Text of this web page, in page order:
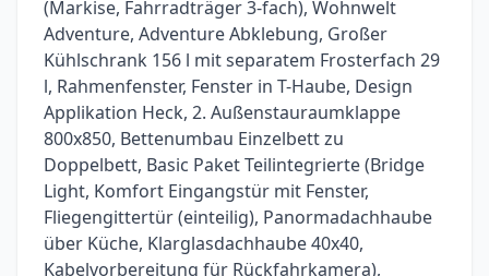
(Markise, Fahrradträger 3-fach), Wohnwelt
Adventure, Adventure Abklebung, Großer
Kühlschrank 156 l mit separatem Frosterfach 29
l, Rahmenfenster, Fenster in T-Haube, Design
Applikation Heck, 2. Außenstauraumklappe
800x850, Bettenumbau Einzelbett zu
Doppelbett, Basic Paket Teilintegrierte (Bridge
Light, Komfort Eingangstür mit Fenster,
Fliegengittertür (einteilig), Panormadachhaube
über Küche, Klarglasdachhaube 40x40,
Kabelvorbereitung für Rückfahrkamera),